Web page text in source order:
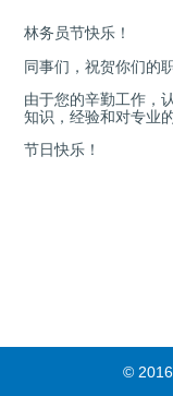
林务员节快乐！
同事们，祝贺你们的
由于您的辛勤工作，
知识，经验和对专业
节日快乐！
©